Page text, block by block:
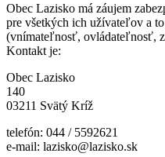
Obec Lazisko má záujem
pre všetkých ich užívateľov a
(vnímateľnosť, ovládateľnosť,
Kontakt je:
Obec Lazisko
140
03211 Svätý Kríž
telefón: 044 / 5592621
e-mail: lazisko@lazisko.sk